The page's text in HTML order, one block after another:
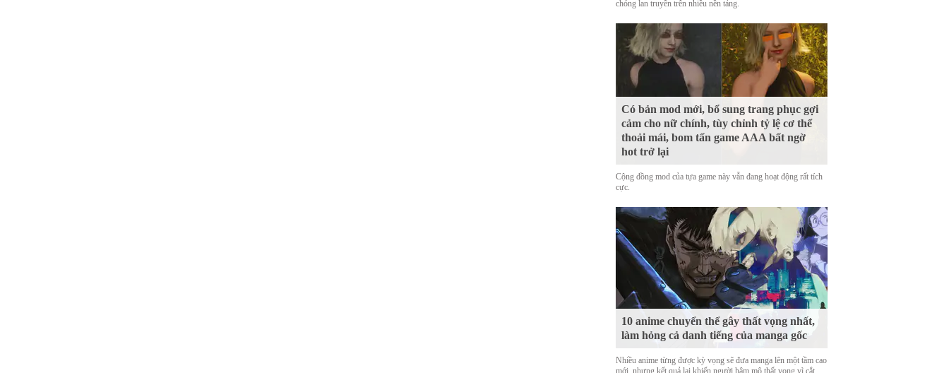
chóng lan truyền trên nhiều nền tảng.
Có bản mod mới, bổ sung trang phục gợi
cảm cho nữ chính, tùy chỉnh tỷ lệ cơ thể
thoải mái, bom tấn game AAA bất ngờ
hot trở lại
Cộng đồng mod của tựa game này vẫn đang hoạt động rất tích
cực.
10 anime chuyển thể gây thất vọng nhất,
làm hỏng cả danh tiếng của manga gốc
Nhiều anime từng được kỳ vọng sẽ đưa manga lên một tầm cao
mới, nhưng kết quả lại khiến người hâm mộ thất vọng vì cắt